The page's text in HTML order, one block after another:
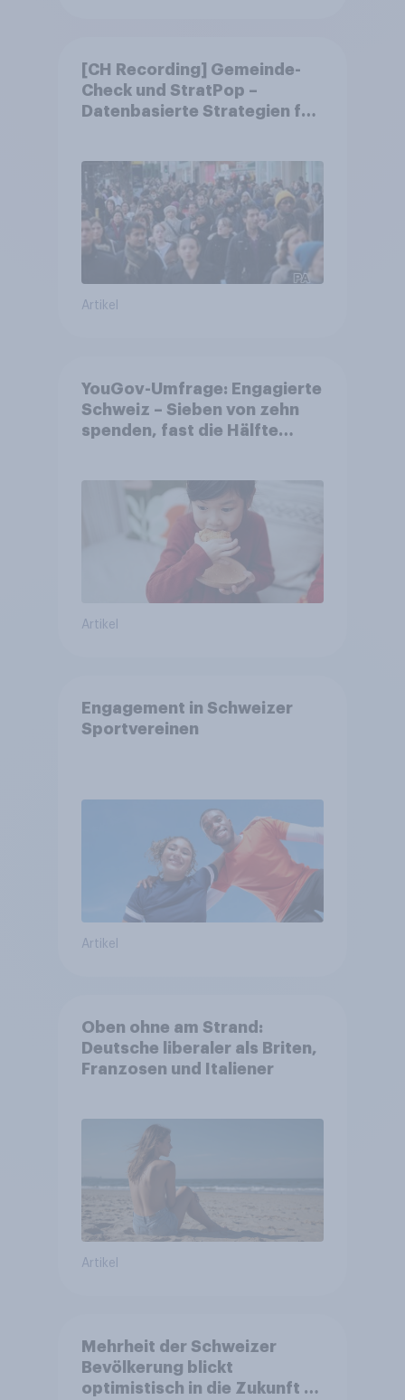
[CH Recording] Gemeinde-
Check und StratPop –
Datenbasierte Strategien für
Artikel
YouGov-Umfrage: Engagierte
Schweiz – Sieben von zehn
spenden, fast die Hälfte
Artikel
Engagement in Schweizer
Sportvereinen
Artikel
Oben ohne am Strand:
Deutsche liberaler als Briten,
Franzosen und Italiener
Artikel
Mehrheit der Schweizer
Bevölkerung blickt
optimistisch in die Zukunft –